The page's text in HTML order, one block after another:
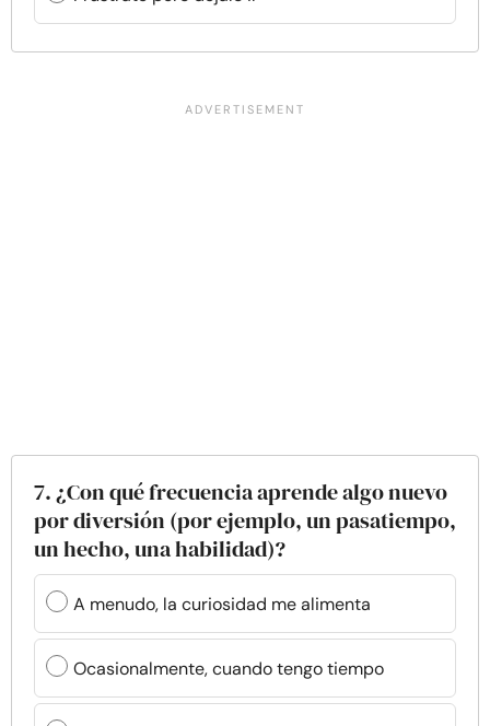
7. ¿Con qué frecuencia aprende algo nuevo
por diversión (por ejemplo, un pasatiempo,
un hecho, una habilidad)?
A menudo, la curiosidad me alimenta
Ocasionalmente, cuando tengo tiempo